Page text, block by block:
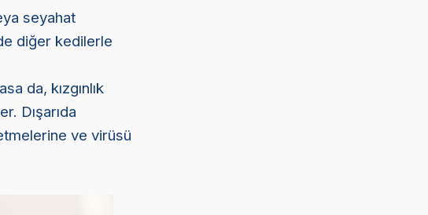
seyahat
diğer kedilerle
da, kızgınlık
Dışarıda
ve virüsü